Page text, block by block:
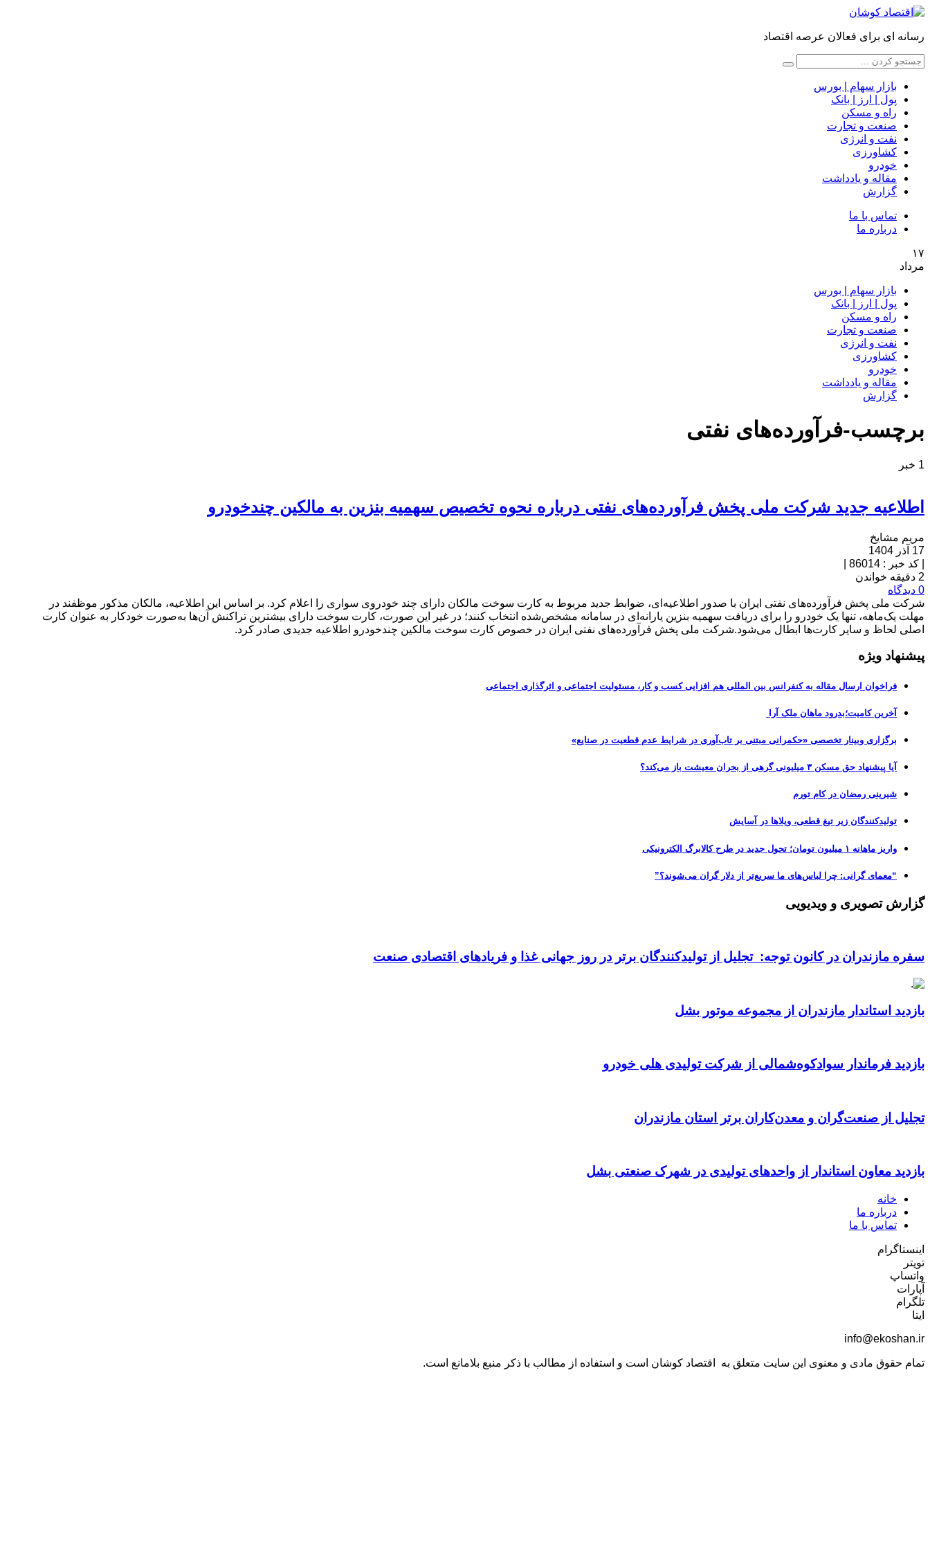
رسانه ای برای فعالان عرصه اقتصاد
بازار سهام | بورس
پول | ارز | بانک
راه و مسکن
صنعت و تجارت
نفت و انرژی
کشاورزی
خودرو
مقاله و یادداشت
گزارش
تماس با ما
درباره ما
۱۷
مرداد
بازار سهام | بورس
پول | ارز | بانک
راه و مسکن
صنعت و تجارت
نفت و انرژی
کشاورزی
خودرو
مقاله و یادداشت
گزارش
برچسب-فرآورده‌های نفتی
1 خبر
اطلاعیه جدید شرکت ملی پخش فرآورده‌های نفتی درباره نحوه تخصیص سهمیه بنزین به مالکین چندخودرو
مریم مشایخ
17 آذر 1404
کد خبر : 86014
2 دقیقه خواندن
0 دیدگاه
شرکت ملی پخش فرآورده‌های نفتی ایران با صدور اطلاعیه‌ای، ضوابط جدید مربوط به کارت سوخت مالکان دارای چند خودروی سواری را اعلام کرد. بر اساس این اطلاعیه، مالکان مذکور موظفند در
مهلت یک‌ماهه، تنها یک خودرو را برای دریافت سهمیه بنزین یارانه‌ای در سامانه مشخص‌شده انتخاب کنند؛ در غیر این صورت، کارت سوخت دارای بیشترین تراکنش آن‌ها به‌صورت خودکار به عنوان کارت
اصلی لحاظ و سایر کارت‌ها ابطال می‌شود.شرکت ملی پخش فرآورده‌های نفتی ایران در خصوص کارت سوخت مالکین چندخودرو اطلاعیه جدیدی صادر کرد.
پیشنهاد ویژه
فراخوان ارسال مقاله به کنفرانس بین المللی هم افزایی کسب و کار، مسئولیت اجتماعی و اثرگذاری اجتماعی
آخرین کامیت؛بدرود ماهان ملک آرا
برگزاری وبینار تخصصی «حکمرانی مبتنی بر تاب‌آوری در شرایط عدم قطعیت در صنایع»
آیا پیشنهاد حق مسکن ۳ میلیونی گرهی از بحران معیشت باز می‌کند؟
شیرینی رمضان در کام تورم
تولیدکنندگان زیر تیغ قطعی، ویلاها در آسایش
واریز ماهانه ۱ میلیون تومان؛ تحول جدید در طرح کالابرگ الکترونیکی
“معمای گرانی: چرا لباس‌های ما سریع‌تر از دلار گران می‌شوند؟”
گزارش تصویری و ویدیویی
سفره مازندران در کانون توجه: تجلیل از تولیدکنندگان برتر در روز جهانی غذا و فریادهای اقتصادی صنعت
بازدید استاندار مازندران از مجموعه موتور بشل
بازدید فرماندار سوادکوه‌شمالی از شرکت تولیدی هلی خودرو
تجلیل از صنعت‌گران و معدن‌کاران برتر استان مازندران
بازدید معاون استاندار از واحدهای تولیدی در شهرک صنعتی بشل
خانه
درباره ما
تماس با ما
اینستاگرام
تویتر
واتساپ
آپارات
تلگرام
ایتا
info@ekoshan.ir
تمام حقوق مادی و معنوی این سایت متعلق به اقتصاد کوشان است و استفاده از مطالب با ذکر منبع بلامانع است.